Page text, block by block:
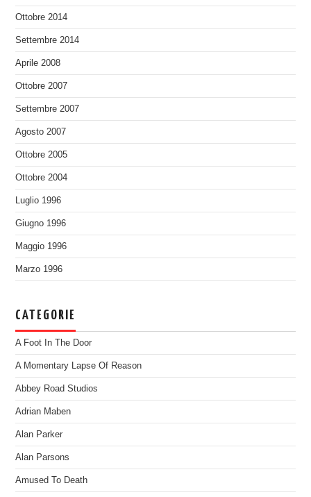
Ottobre 2014
Settembre 2014
Aprile 2008
Ottobre 2007
Settembre 2007
Agosto 2007
Ottobre 2005
Ottobre 2004
Luglio 1996
Giugno 1996
Maggio 1996
Marzo 1996
CATEGORIE
A Foot In The Door
A Momentary Lapse Of Reason
Abbey Road Studios
Adrian Maben
Alan Parker
Alan Parsons
Amused To Death